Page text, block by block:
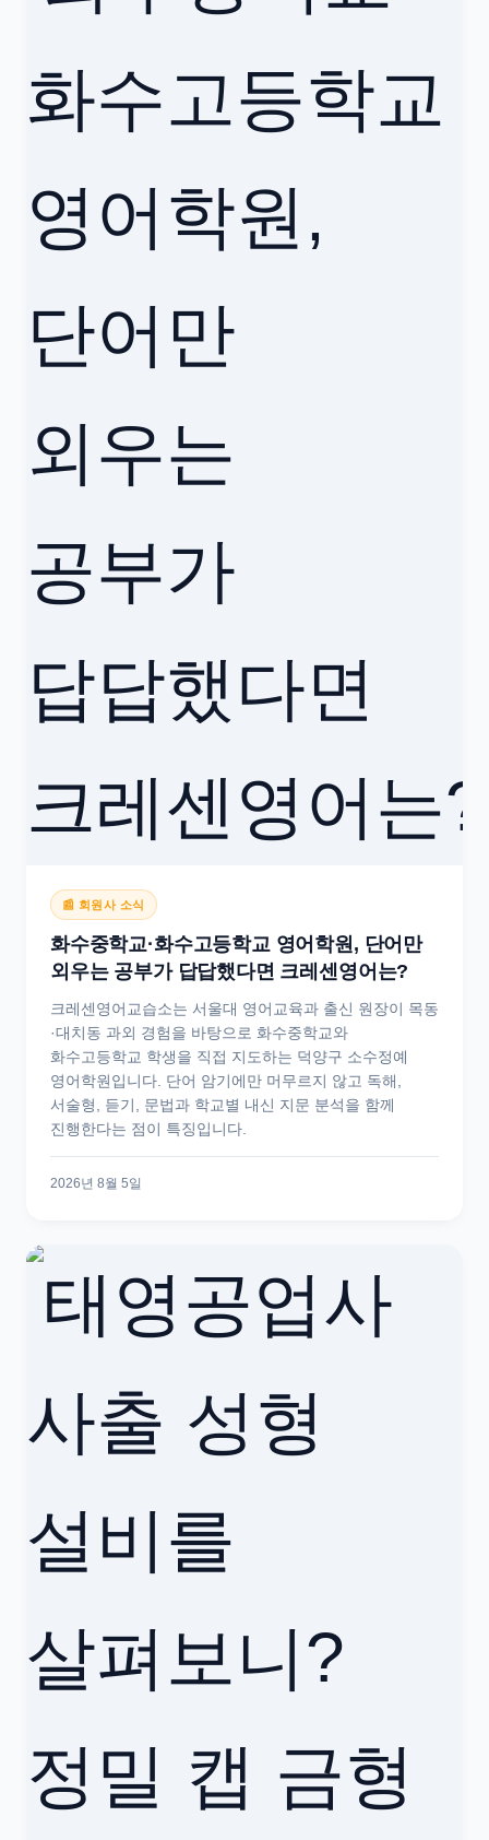
📰 회원사 소식
화수중학교·화수고등학교 영어학원, 단어만
외우는 공부가 답답했다면 크레센영어는?
크레센영어교습소는 서울대 영어교육과 출신 원장이 목동
·대치동 과외 경험을 바탕으로 화수중학교와
화수고등학교 학생을 직접 지도하는 덕양구 소수정예
영어학원입니다. 단어 암기에만 머무르지 않고 독해,
서술형, 듣기, 문법과 학교별 내신 지문 분석을 함께
진행한다는 점이 특징입니다.
2026년 8월 5일